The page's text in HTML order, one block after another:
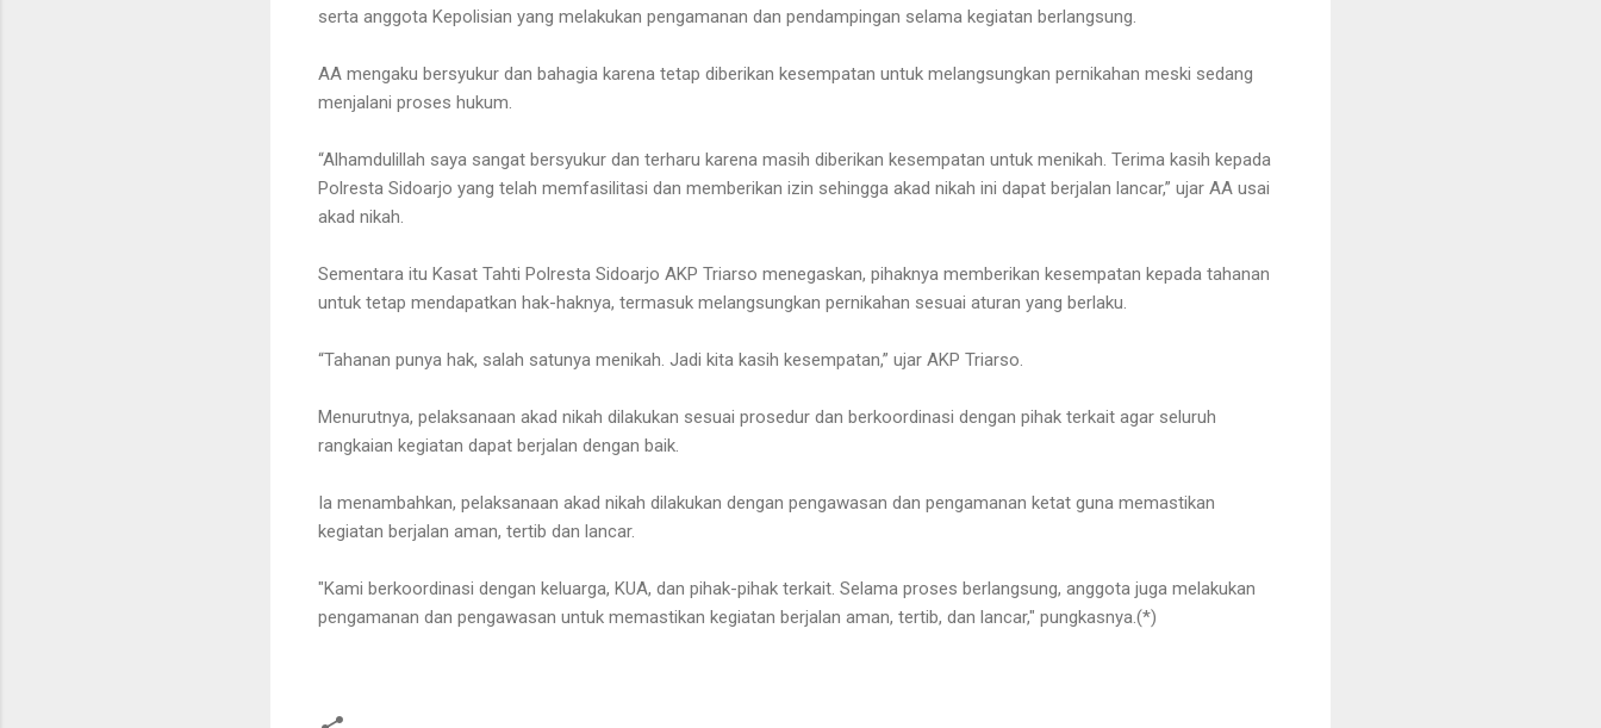
serta anggota Kepolisian yang melakukan pengamanan dan pendampingan selama kegiatan berlangsung.
AA mengaku bersyukur dan bahagia karena tetap diberikan kesempatan untuk melangsungkan pernikahan meski sedang
menjalani proses hukum.
“Alhamdulillah saya sangat bersyukur dan terharu karena masih diberikan kesempatan untuk menikah. Terima kasih kepada
Polresta Sidoarjo yang telah memfasilitasi dan memberikan izin sehingga akad nikah ini dapat berjalan lancar,” ujar AA usai
akad nikah.
Sementara itu Kasat Tahti Polresta Sidoarjo AKP Triarso menegaskan, pihaknya memberikan kesempatan kepada tahanan
untuk tetap mendapatkan hak-haknya, termasuk melangsungkan pernikahan sesuai aturan yang berlaku.
“Tahanan punya hak, salah satunya menikah. Jadi kita kasih kesempatan,” ujar AKP Triarso.
Menurutnya, pelaksanaan akad nikah dilakukan sesuai prosedur dan berkoordinasi dengan pihak terkait agar seluruh
rangkaian kegiatan dapat berjalan dengan baik.
Ia menambahkan, pelaksanaan akad nikah dilakukan dengan pengawasan dan pengamanan ketat guna memastikan
kegiatan berjalan aman, tertib dan lancar.
"Kami berkoordinasi dengan keluarga, KUA, dan pihak-pihak terkait. Selama proses berlangsung, anggota juga melakukan
pengamanan dan pengawasan untuk memastikan kegiatan berjalan aman, tertib, dan lancar," pungkasnya.(*)